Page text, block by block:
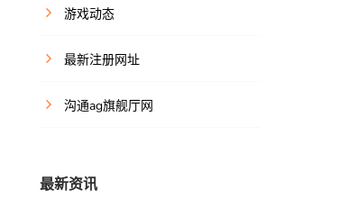
游戏动态
最新注册网址
沟通ag旗舰厅网
最新资讯